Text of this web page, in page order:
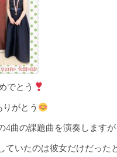
でとう
がとう
4曲の課題曲を演奏しますが
ていたのは彼女だけだった